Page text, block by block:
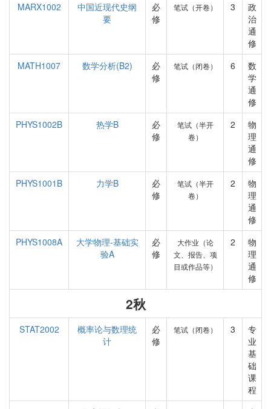
MARX1002
中国近现代史纲
要
必
修
笔试（开卷） 3
政
治
通
修
MATH1007
数学分析(B2)
必
修
笔试（闭卷） 6
数
学
通
修
PHYS1002B
热学B
必
修
笔试（半开
卷）
2
物
理
通
修
PHYS1001B
力学B
必
修
笔试（半开
卷）
2
物
理
通
修
PHYS1008A
大学物理-基础实
验A
必
修
大作业（论
文、报告、项
目或作品等）
2
物
理
通
修
2秋
STAT2002
概率论与数理统
计
必
修
笔试（闭卷） 3
专
业
基
础
课
程